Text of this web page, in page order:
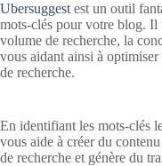
Ubersuggest est un outil
mots-clés pour votre blog.
volume de recherche, la
vous aidant ainsi à
de recherche.
En identifiant les mots-clés
vous aide à créer du
de recherche et génère du